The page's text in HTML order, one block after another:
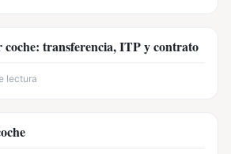
transferencia, ITP y contrato
lectura